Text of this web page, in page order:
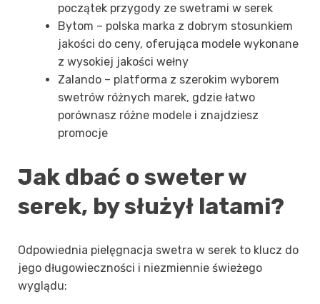
początek przygody ze swetrami w serek
Bytom – polska marka z dobrym stosunkiem
jakości do ceny, oferująca modele wykonane
z wysokiej jakości wełny
Zalando – platforma z szerokim wyborem
swetrów różnych marek, gdzie łatwo
porównasz różne modele i znajdziesz
promocje
Jak dbać o sweter w
serek, by służył latami?
Odpowiednia pielęgnacja swetra w serek to klucz do
jego długowieczności i niezmiennie świeżego
wyglądu: